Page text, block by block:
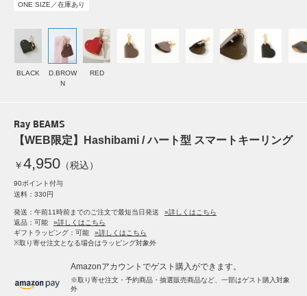
ONE SIZE／在庫あり
BLACK
D.BROW
N
RED
Ray BEAMS
【WEB限定】Hashibami / ハート型 スマートキーリング
￥4,950 （税込）
90ポイント付与
送料：330円
発送：午前11時前までのご注文で最短当日発送
»詳しくはこちら
返品：可能
»詳しくはこちら
ギフトラッピング：可能
»詳しくはこちら
※取り寄せ注文となる場合はラッピング対象外
Amazonアカウントでゲスト購入ができます。
※取り寄せ注文・予約商品・抽選販売商品など、一部はゲスト購入対象
外